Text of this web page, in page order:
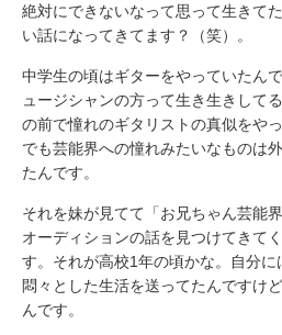
絶対にできないなって思って生きて
い話になってきてます？（笑）。
中学生の頃はギターをやっていたん
ュージシャンの方って生き生きして
の前で憧れのギタリストの真似をや
でも芸能界への憧れみたいなものは
たんです。
それを妹が見てて「お兄ちゃん芸能
オーディションの話を見つけてきて
す。それが高校1年の頃かな。自分
悶々とした生活を送ってたんですけ
んです。